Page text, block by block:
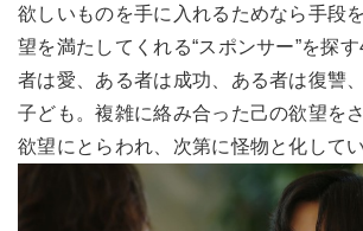
欲しいものを手に入れるためなら手段
望を満たしてくれる“スポンサー”を探
者は愛、ある者は成功、ある者は復讐
子ども。複雑に絡み合った己の欲望を
欲望にとらわれ、次第に怪物と化して